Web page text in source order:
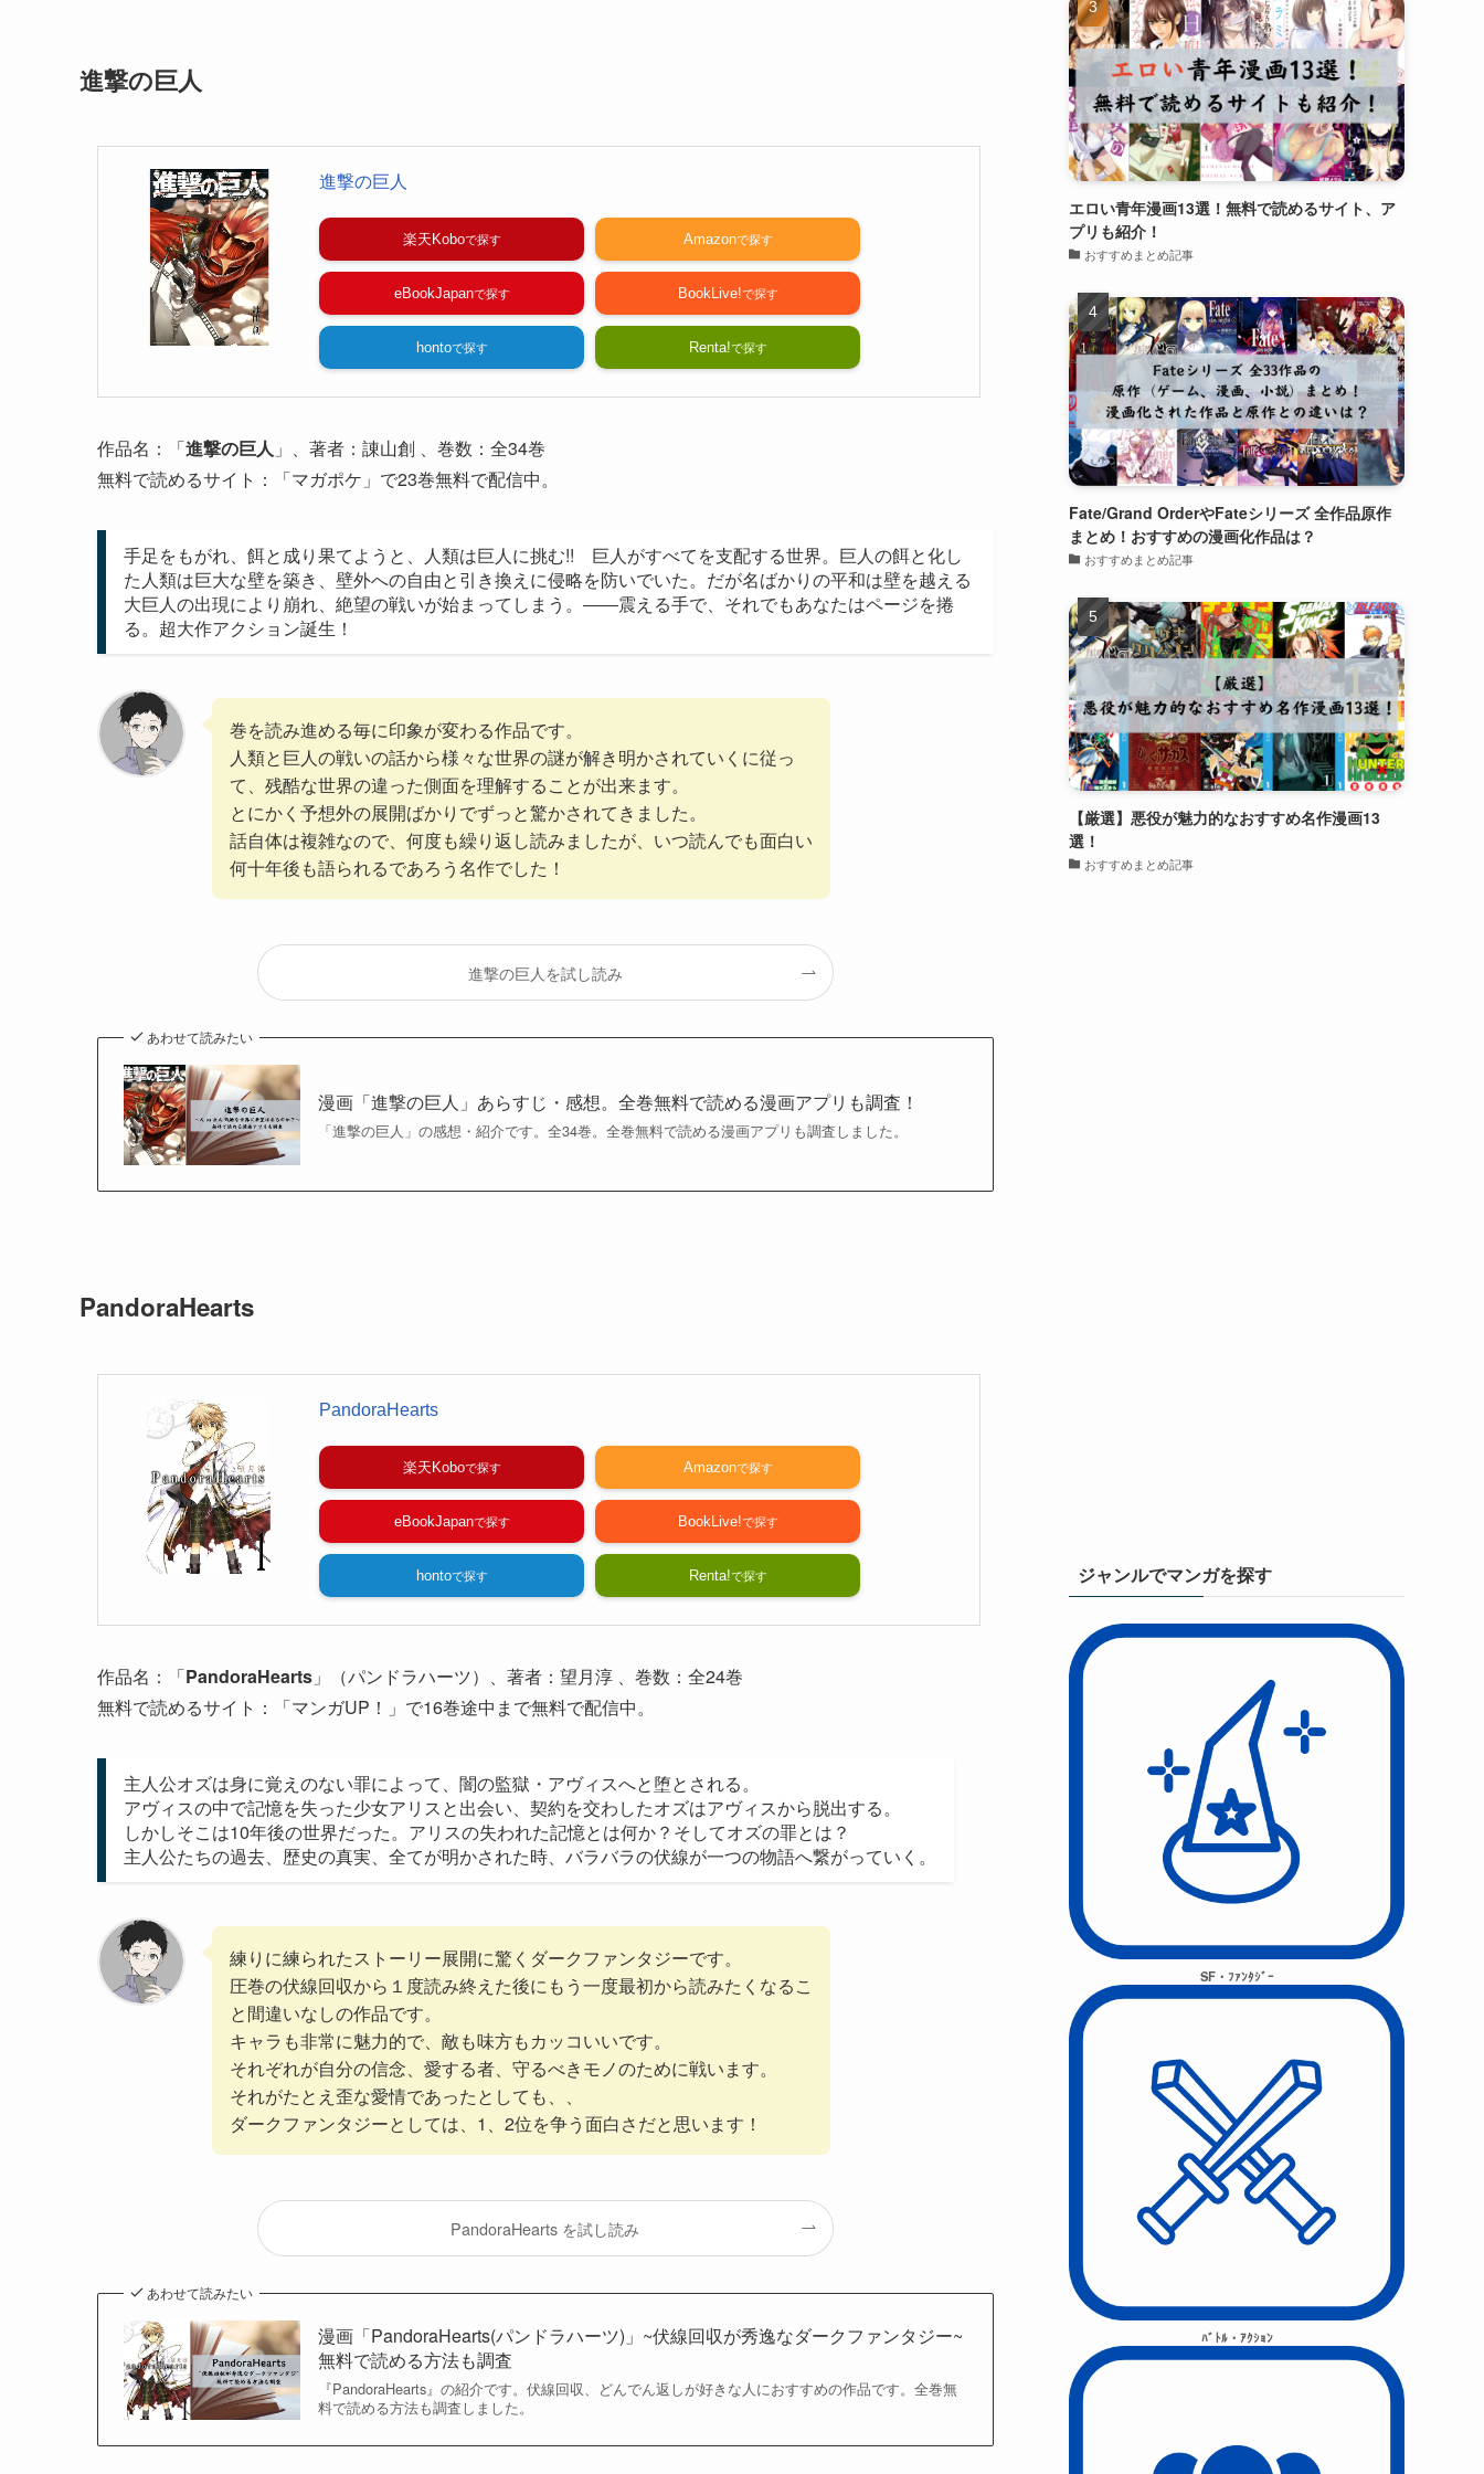
進撃の巨人
進撃の巨人
楽天Kobo Amazon
eBookJapan BookLive!
honto Renta!
作品名：「進撃の巨人 」、著者：諌山創 、巻数：全34巻
無料で読めるサイト：「マガポケ」で23巻無料で配信中。
手足をもがれ、餌と成り果てようと、人類は巨人に挑む!! 巨人がすべてを支配する世界。巨人の餌と化し
た人類は巨大な壁を築き、壁外への自由と引き換えに侵略を防いでいた。だが名ばかりの平和は壁を越える
大巨人の出現により崩れ、絶望の戦いが始まってしまう。――震える手で、それでもあなたはページを捲
る。超大作アクション誕生！
巻を読み進める毎に印象が変わる作品です。
人類と巨人の戦いの話から様々な世界の謎が解き明かされていくに従っ
て、残酷な世界の違った側面を理解することが出来ます。
とにかく予想外の展開ばかりでずっと驚かされてきました。
話自体は複雑なので、何度も繰り返し読みましたが、いつ読んでも面白い
何十年後も語られるであろう名作でした！
進撃の巨人を試し読み
あわせて読みたい
漫画「進撃の巨人」あらすじ・感想。全巻無料で読める漫画アプリも調査！
「進撃の巨人」の感想・紹介です。全34巻。全巻無料で読める漫画アプリも調査しました。
PandoraHearts
PandoraHearts
楽天Kobo Amazon
eBookJapan BookLive!
honto Renta!
作品名：「PandoraHearts 」（パンドラハーツ）、著者：望月淳 、巻数：全24巻
無料で読めるサイト：「マンガUP！」で16巻途中まで無料で配信中。
主人公オズは身に覚えのない罪によって、闇の監獄・アヴィスへと堕とされる。
アヴィスの中で記憶を失った少女アリスと出会い、契約を交わしたオズはアヴィスから脱出する。
しかしそこは10年後の世界だった。アリスの失われた記憶とは何か？そしてオズの罪とは？
主人公たちの過去、歴史の真実、全てが明かされた時、バラバラの伏線が一つの物語へ繋がっていく。
練りに練られたストーリー展開に驚くダークファンタジーです。
圧巻の伏線回収から１度読み終えた後にもう一度最初から読みたくなるこ
と間違いなしの作品です。
キャラも非常に魅力的で、敵も味方もカッコいいです。
それぞれが自分の信念、愛する者、守るべきモノのために戦います。
それがたとえ歪な愛情であったとしても、、
ダークファンタジーとしては、1、2位を争う面白さだと思います！
PandoraHearts を試し読み
あわせて読みたい
漫画「PandoraHearts(パンドラハーツ)」~伏線回収が秀逸なダークファンタジー~
無料で読める方法も調査
『PandoraHearts』の紹介です。伏線回収、どんでん返しが好きな人におすすめの作品です。全巻無
料で読める方法も調査しました。
エロい青年漫画13選！無料で読めるサイト、ア
プリも紹介！
おすすめまとめ記事
Fate/Grand OrderやFateシリーズ 全作品原作
まとめ！おすすめの漫画化作品は？
おすすめまとめ記事
【厳選】悪役が魅力的なおすすめ名作漫画13
選！
おすすめまとめ記事
ジャンルでマンガを探す
SF・ﾌｧﾝﾀｼﾞｰ
ﾊﾞﾄﾙ・ｱｸｼｮﾝ